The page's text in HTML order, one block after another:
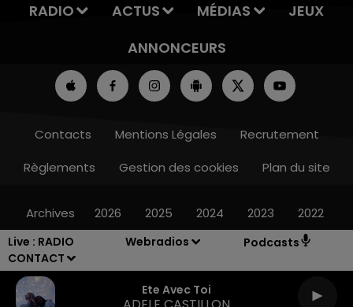
Live : RADIO
CONTACT
Webradios Podcasts
Ete Avec Toi
RADIO ACTUS MÉDIAS
JEUX
ANNONCEURS
Contacts Mentions Légales
Recrutement
Règlements
Gestion des cookies Plan du site
Archives 2026 2025 2024 2023 2022